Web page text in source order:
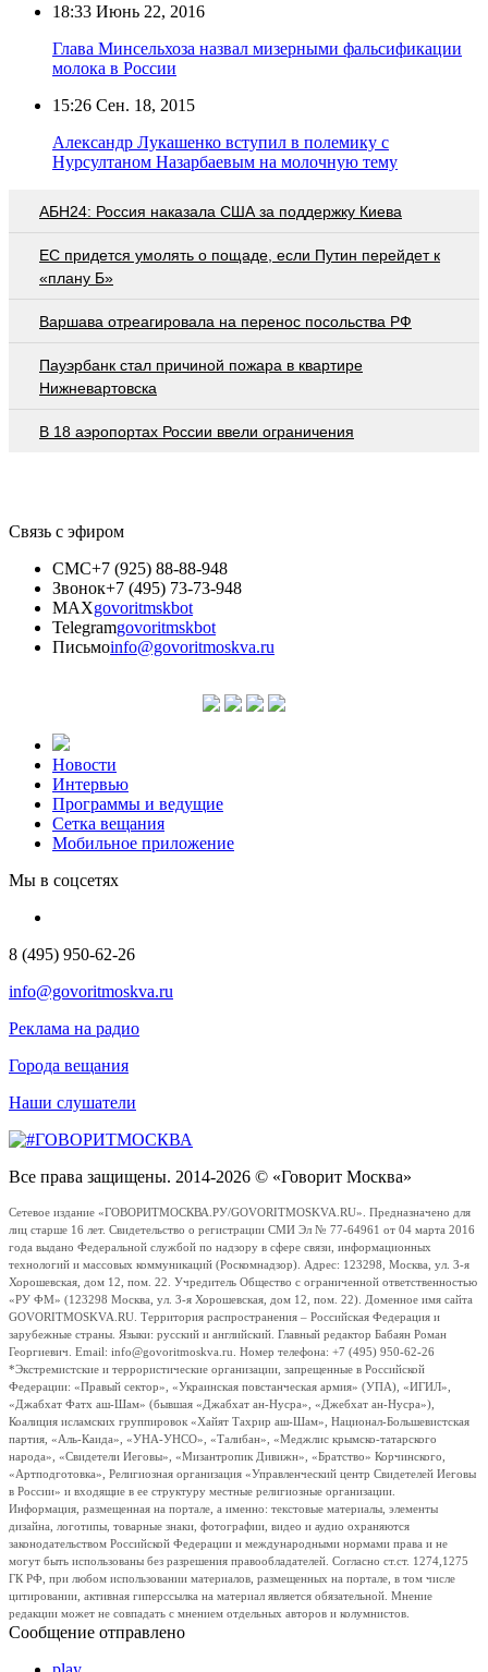
18:33 Июнь 22, 2016
Глава Минсельхоза назвал мизерными фальсификации
молока в России
15:26 Сен. 18, 2015
Александр Лукашенко вступил в полемику с
Нурсултаном Назарбаевым на молочную тему
АБН24: Россия наказала США за поддержку Киева
EC придется умолять о пощаде, если Путин перейдет к
«плану Б»
Варшава отреагировала на перенос посольства РФ
Пауэрбанк стал причиной пожара в квартире
Нижневартовска
В 18 аэропортах России ввели ограничения
Связь с эфиром
СМС+7 (925) 88-88-948
Звонок+7 (495) 73-73-948
MAXgovoritmskbot
Telegramgovoritmskbot
Письмоinfo@govoritmoskva.ru
Новости
Интервью
Программы и ведущие
Сетка вещания
Мобильное приложение
Мы в соцсетях
8 (495) 950-62-26
info@govoritmoskva.ru
Реклама на радио
Города вещания
Наши слушатели
Все права защищены. 2014-2026 © «Говорит Москва»
Сетевое издание «ГОВОРИТМОСКВА.РУ/GOVORITMOSKVA.RU». Предназначено для
лиц старше 16 лет. Свидетельство о регистрации СМИ Эл № 77-64961 от 04 марта 2016
года выдано Федеральной службой по надзору в сфере связи, информационных
технологий и массовых коммуникаций (Роскомнадзор). Адрес: 123298, Москва, ул. 3-я
Хорошевская, дом 12, пом. 22. Учредитель Общество с ограниченной ответственностью
«РУ ФМ» (123298 Москва, ул. 3-я Хорошевская, дом 12, пом. 22). Доменное имя сайта
GOVORITMOSKVA.RU. Территория распространения – Российская Федерация и
зарубежные страны. Языки: русский и английский. Главный редактор Бабаян Роман
Георгиевич. Email: info@govoritmoskva.ru. Номер телефона: +7 (495) 950-62-26
*Экстремистские и террористические организации, запрещенные в Российской
Федерации: «Правый сектор», «Украинская повстанческая армия» (УПА), «ИГИЛ»,
«Джабхат Фатх аш-Шам» (бывшая «Джабхат ан-Нусра», «Джебхат ан-Нусра»),
Коалиция исламских группировок «Хайят Тахрир аш-Шам», Национал-Большевистская
партия, «Аль-Каида», «УНА-УНСО», «Талибан», «Меджлис крымско-татарского
народа», «Свидетели Иеговы», «Мизантропик Дивижн», «Братство» Корчинского,
«Артподготовка», Религиозная организация «Управленческий центр Свидетелей Иеговы
в России» и входящие в ее структуру местные религиозные организации.
Информация, размещенная на портале, а именно: текстовые материалы, элементы
дизайна, логотипы, товарные знаки, фотографии, видео и аудио охраняются
законодательством Российской Федерации и международными нормами права и не
могут быть использованы без разрешения правообладателей. Согласно ст.ст. 1274,1275
ГК РФ, при любом использовании материалов, размещенных на портале, в том числе
цитировании, активная гиперссылка на материал является обязательной. Мнение
редакции может не совпадать с мнением отдельных авторов и колумнистов.
Сообщение отправлено